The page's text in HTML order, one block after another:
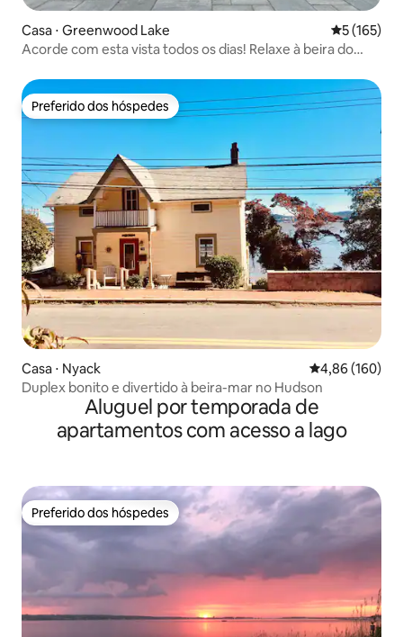
Casa ⋅ Greenwood Lake 5 de uma
5 (165)
Acorde com esta vista todos os dias! Relaxe à beira do
Preferido dos hóspedes
Preferido dos hóspedes
Casa ⋅ Nyack 4,86 de uma
4,86 (160)
Duplex bonito e divertido à beira-mar no Hudson
Aluguel por temporada de
apartamentos com acesso a lago
Preferido dos hóspedes
Preferido dos hóspedes